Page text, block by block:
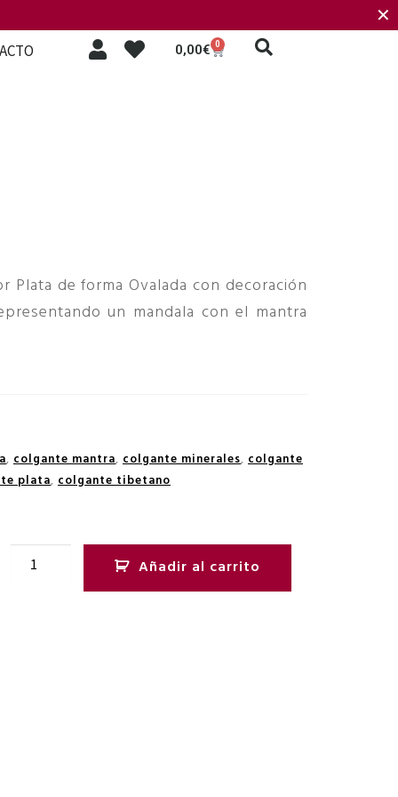
0,00€ 0
✕
Plata de forma Ovalada con decoración
un mandala con el mantra
, colgante mantra, colgante minerales, colgante
plata, colgante tibetano
Añadir al carrito